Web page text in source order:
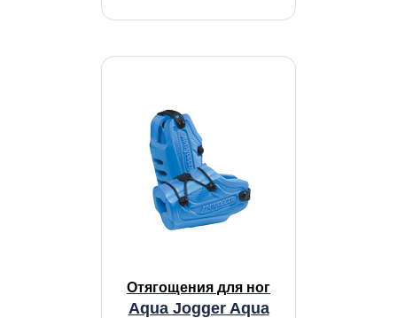
Отягощения для ног
Aqua Jogger Aqua